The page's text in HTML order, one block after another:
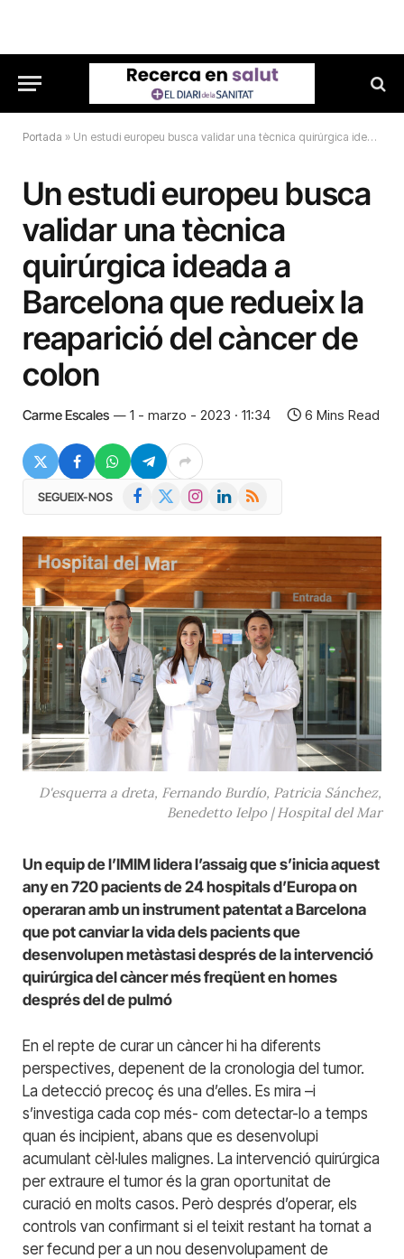
Portada » Un estudi europeu busca validar una tècnica quirúrgica ideada a Barcelona que redueix la reaparició del càncer de colon
Un estudi europeu busca
validar una tècnica
quirúrgica ideada a
Barcelona que redueix la
reaparició del càncer de
colon
Carme Escales 1 - marzo - 2023 · 11:34 6 Mins Read
SEGUEIX-NOS Facebook InstagramLinkedIn
RSS
D'esquerra a dreta, Fernando Burdío, Patricia Sánchez,
Benedetto Ielpo | Hospital del Mar
Un equip de l’IMIM lidera l’assaig que s’inicia aquest
any en 720 pacients de 24 hospitals d’Europa on
operaran amb un instrument patentat a Barcelona
que pot canviar la vida dels pacients que
desenvolupen metàstasi després de la intervenció
quirúrgica del càncer més freqüent en homes
després del de pulmó
En el repte de curar un càncer hi ha diferents
perspectives, depenent de la cronologia del tumor.
La detecció precoç és una d’elles. Es mira –i
s’investiga cada cop més- com detectar-lo a temps
quan és incipient, abans que es desenvolupi
acumulant cèl·lules malignes. La intervenció quirúrgica
per extraure el tumor és la gran oportunitat de
curació en molts casos. Però després d’operar, els
controls van confirmant si el teixit restant ha tornat a
ser fecund per a un nou desenvolupament de